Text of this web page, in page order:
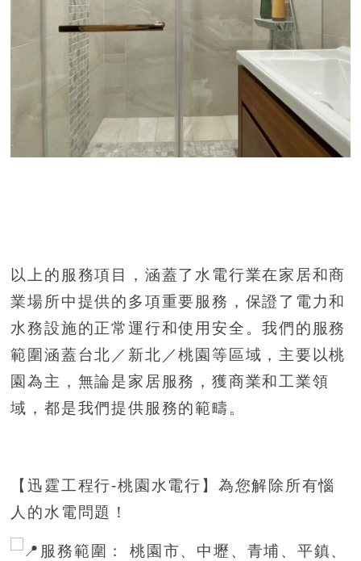
以上的服務項目，涵蓋了水電行業在家居和商
業場所中提供的多項重要服務，保證了電力和
水務設施的正常運行和使用安全。我們的服務
範圍涵蓋台北／新北／桃園等區域，主要以桃
園為主，無論是家居服務，獲商業和工業領
域，都是我們提供服務的範疇。
【迅霆工程行-桃園水電行】為您解除所有惱
人的水電問題！
服務範圍： 桃園市、中壢、青埔、平鎮、